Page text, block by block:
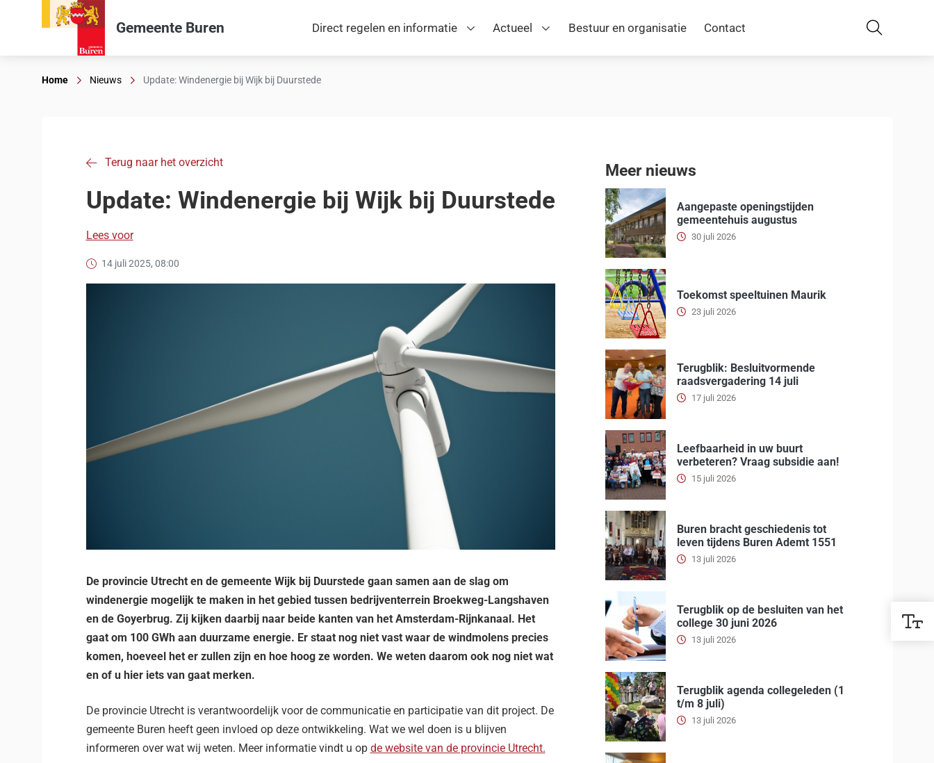
Gemeente Buren Direct regelen en informatie Actueel Bestuur en organisatie Contact Zoeken
Home Nieuws Update: Windenergie bij Wijk bij Duurstede
Terug naar het overzicht
Update: Windenergie bij Wijk bij Duurstede
Lees voor
14 juli 2025, 08:00
De provincie Utrecht en de gemeente Wijk bij Duurstede gaan samen aan de slag om
windenergie mogelijk te maken in het gebied tussen bedrijventerrein Broekweg-Langshaven
en de Goyerbrug. Zij kijken daarbij naar beide kanten van het Amsterdam-Rijnkanaal. Het
gaat om 100 GWh aan duurzame energie. Er staat nog niet vast waar de windmolens precies
komen, hoeveel het er zullen zijn en hoe hoog ze worden. We weten daarom ook nog niet wat
en of u hier iets van gaat merken.
De provincie Utrecht is verantwoordelijk voor de communicatie en participatie van dit project. De
gemeente Buren heeft geen invloed op deze ontwikkeling. Wat we wel doen is u blijven
informeren over wat wij weten. Meer informatie vindt u op de website van de provincie Utrecht.
Meer nieuws
Aangepaste openingstijden
gemeentehuis augustus
30 juli 2026
Toekomst speeltuinen Maurik
23 juli 2026
Terugblik: Besluitvormende
raadsvergadering 14 juli
17 juli 2026
Leefbaarheid in uw buurt
verbeteren? Vraag subsidie aan!
15 juli 2026
Buren bracht geschiedenis tot
leven tijdens Buren Ademt 1551
13 juli 2026
Terugblik op de besluiten van het
college 30 juni 2026
13 juli 2026
Terugblik agenda collegeleden (1
t/m 8 juli)
13 juli 2026